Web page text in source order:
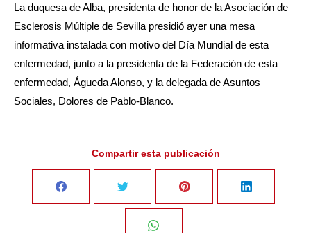
La duquesa de Alba, presidenta de honor de la Asociación de
Esclerosis Múltiple de Sevilla presidió ayer una mesa
informativa instalada con motivo del Día Mundial de esta
enfermedad, junto a la presidenta de la Federación de esta
enfermedad, Águeda Alonso, y la delegada de Asuntos
Sociales, Dolores de Pablo-Blanco.
Compartir esta publicación
Share Share Share